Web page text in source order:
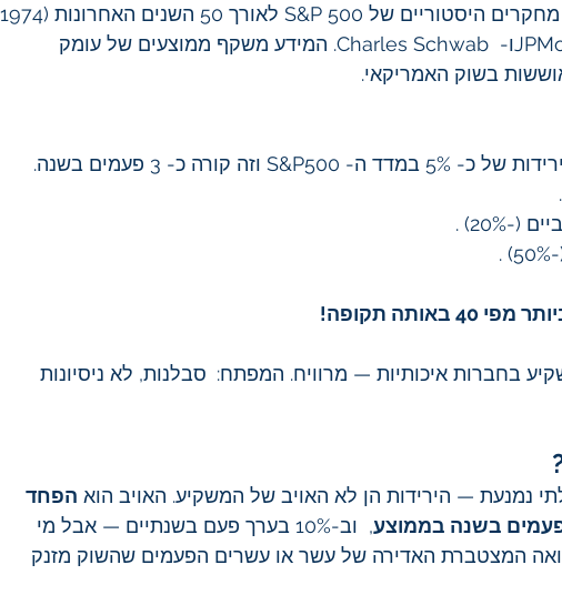
2024), כולל ניתוחים מ־ JPMorganו-  Charles Schwab. המידע משקף ממוצעים של עומק
בשוק האמריקאי.
תקופה!
בחברות איכותיות — מרוויח. המפתח: סבלנות, לא ניסיונות
נמנעת — הירידות הן לא האויב של המשקיע. האויב הוא הפחד
,  וב-10% בערך פעם בשנתיים — אבל מי
המצטברת האדירה של עשר או עשרים הפעמים שהשוק מזנק